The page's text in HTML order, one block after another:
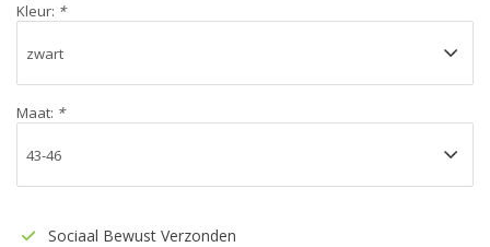
Kleur: *
Maat: *
Sociaal Bewust Verzonden